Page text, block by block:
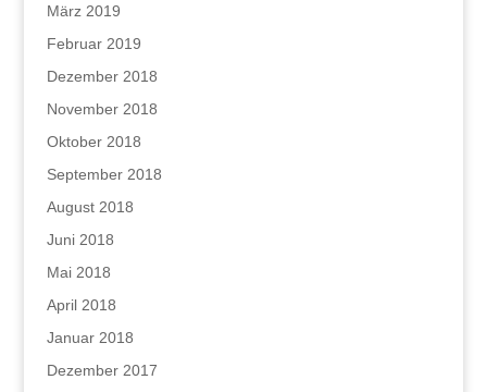
März 2019
Februar 2019
Dezember 2018
November 2018
Oktober 2018
September 2018
August 2018
Juni 2018
Mai 2018
April 2018
Januar 2018
Dezember 2017